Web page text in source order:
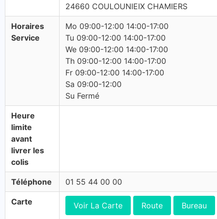
24660 COULOUNIEIX CHAMIERS
Horaires
Service
Mo 09:00-12:00 14:00-17:00
Tu 09:00-12:00 14:00-17:00
We 09:00-12:00 14:00-17:00
Th 09:00-12:00 14:00-17:00
Fr 09:00-12:00 14:00-17:00
Sa 09:00-12:00
Su Fermé
Heure
limite
avant
livrer les
colis
Téléphone 01 55 44 00 00
Carte Voir La Carte Route Bureau